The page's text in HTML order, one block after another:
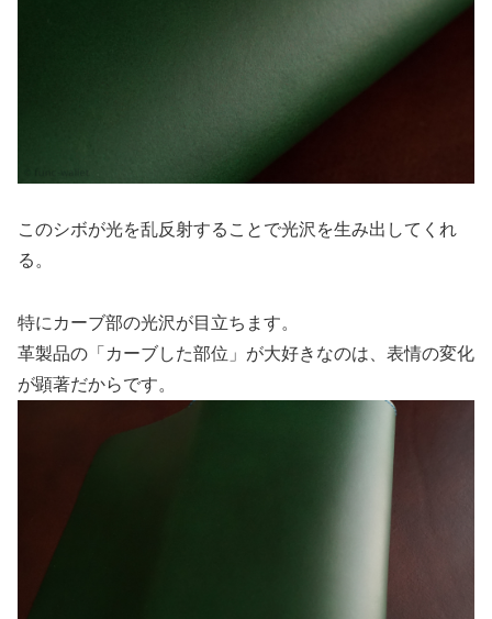
このシボが光を乱反射することで光沢を生み出してくれ
る。
特にカーブ部の光沢が目立ちます。
革製品の「カーブした部位」が大好きなのは、表情の変化
が顕著だからです。